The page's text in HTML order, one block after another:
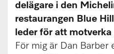
delägare i den
restaurangen Blue
leder för att
För mig är Dan Barber